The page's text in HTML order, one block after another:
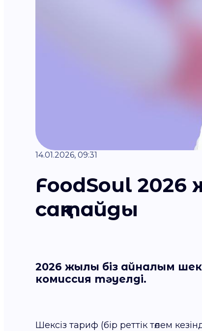
14.01.2026, 09:31
FoodSoul
сақтайды
2026 жылы біз айналым
комиссия тәуелді.
Шексіз тариф (бір реттік төлем